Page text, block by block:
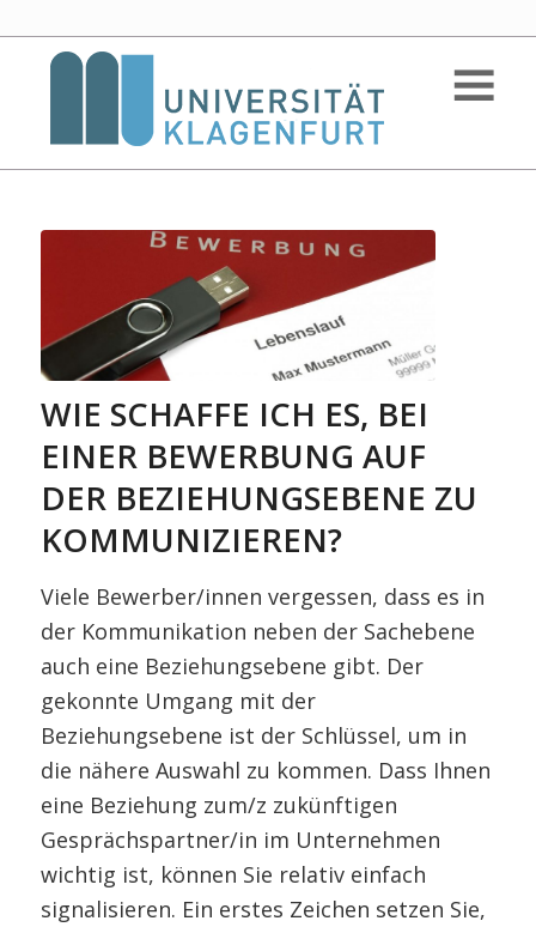
WIE SCHAFFE ICH ES, BEI
EINER BEWERBUNG AUF
DER BEZIEHUNGSEBENE ZU
KOMMUNIZIEREN?
Viele Bewerber/innen vergessen, dass es in
der Kommunikation neben der Sachebene
auch eine Beziehungsebene gibt. Der
gekonnte Umgang mit der
Beziehungsebene ist der Schlüssel, um in
die nähere Auswahl zu kommen. Dass Ihnen
eine Beziehung zum/z zukünftigen
Gesprächspartner/in im Unternehmen
wichtig ist, können Sie relativ einfach
signalisieren. Ein erstes Zeichen setzen Sie,